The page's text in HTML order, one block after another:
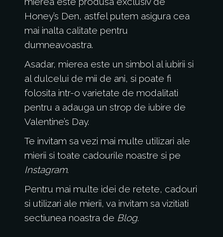
Honey’s Den, astfel putem asigura cea
mai inalta calitate pentru
dumneavoastra.
Asadar, mierea este un simbol al iubirii si
al dulcelui de mii de ani, si poate fi
folosita intr-o varietate de modalitati
pentru a adauga un strop de iubire de
Valentine’s Day.
Te invitam sa vezi mai multe utilizari ale
mierii si toate cadourile noastre si pe
Instagram.
Pentru mai multe idei de retete, cadouri
si utilizari ale mierii, va invitam sa vizitiati
sectiunea noastra de Blog.